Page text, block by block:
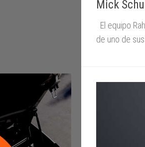
Mick
El equipo
de uno de